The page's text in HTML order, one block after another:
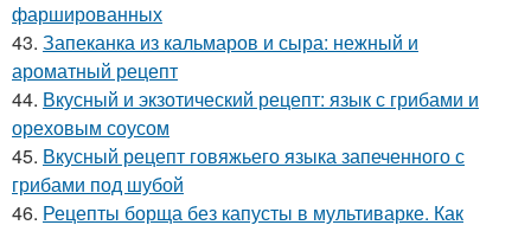
фаршированных
43. Запеканка из кальмаров и сыра: нежный и
ароматный рецепт
44. Вкусный и экзотический рецепт: язык с грибами и
ореховым соусом
45. Вкусный рецепт говяжьего языка запеченного с
грибами под шубой
46. Рецепты борща без капусты в мультиварке. Как